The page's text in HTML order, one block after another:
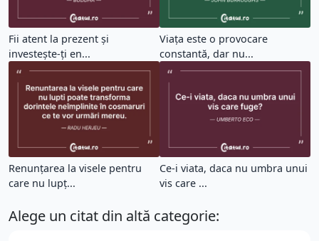
Fii atent la prezent și
investește-ți en...
Viața este o provocare
constantă, dar nu...
Renunțarea la visele pentru
care nu lupț...
Ce-i viata, daca nu umbra unui
vis care ...
Alege un citat din altă categorie: